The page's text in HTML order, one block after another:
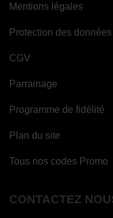
Mentions légales
Protection des
CGV
Parrainage
Programme de fidélité
Plan du site
Tous nos codes Promo
CONTACTEZ